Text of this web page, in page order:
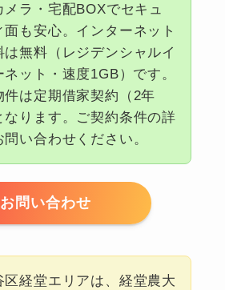
メラ・宅配BOXでセキュ
面も安心。インターネット
は無料（レジデンシャルイ
ネット・速度1GB）です。
は定期借家契約（2年
なります。ご契約条件の詳
問い合わせください。
お問い合わせ
区経堂エリアは、経堂農大